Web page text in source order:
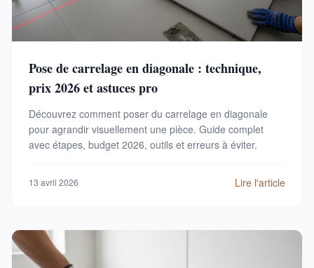
Pose de carrelage en diagonale : technique,
prix 2026 et astuces pro
Découvrez comment poser du carrelage en diagonale
pour agrandir visuellement une pièce. Guide complet
avec étapes, budget 2026, outils et erreurs à éviter.
13 avril 2026 Lire l'article